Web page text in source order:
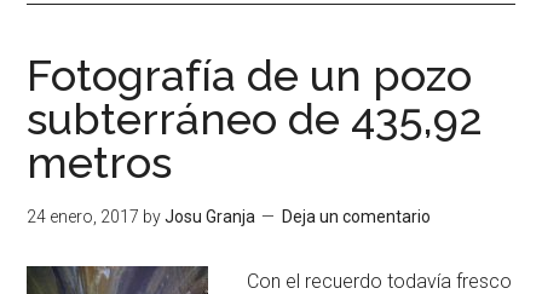
Fotografía de un pozo
subterráneo de 435,92
metros
24 enero, 2017 byJosu Granja Deja un comentario
Con el recuerdo todavía fresco